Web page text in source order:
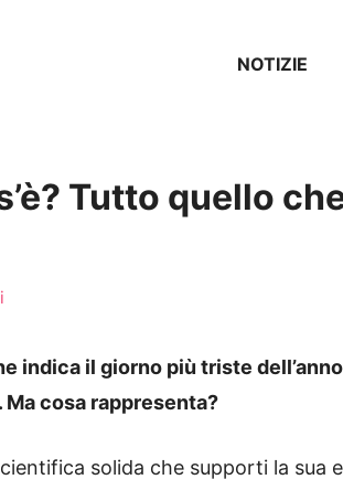
NOTIZIE
Tutto quello che
indica il giorno più triste
cosa rappresenta?
solida che supporti la sua